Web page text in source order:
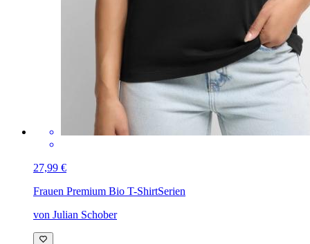
27,99 €
Frauen Premium Bio T-ShirtSerien
von Julian Schober